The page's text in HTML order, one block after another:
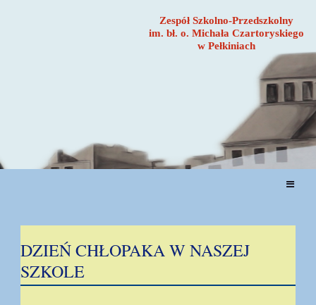
Zespół Szkolno-Przedszkolny
im. bł. o. Michała Czartoryskiego
w Pełkiniach
AKTUALNOŚCI
DZIEŃ CHŁOPAKA W NASZEJ
SZKOLE